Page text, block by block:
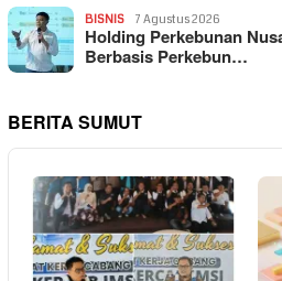
BISNIS 7 Agustus 2026
Holding Perkebunan
Berbasis Perkebun…
BERITA SUMUT